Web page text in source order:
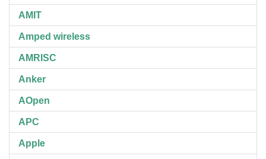
AMIT
Amped wireless
AMRISC
Anker
AOpen
APC
Apple